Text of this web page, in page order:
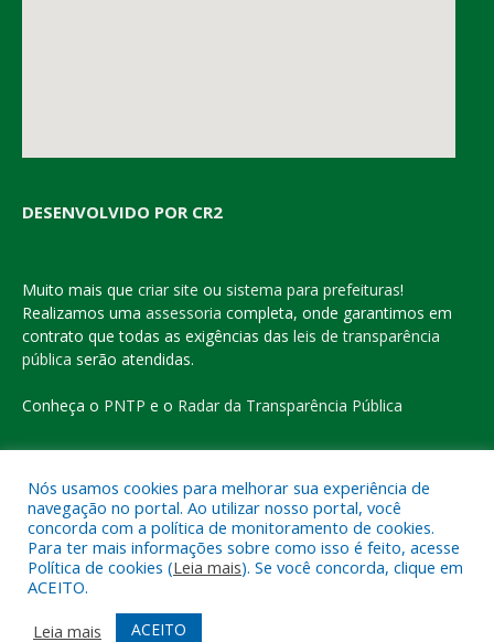
DESENVOLVIDO POR CR2
Muito mais que criar site ou sistema para prefeituras!
Realizamos uma assessoria completa, onde garantimos em
contrato que todas as exigências das leis de transparência
pública serão atendidas.
Conheça o PNTP e o Radar da Transparência Pública
Todos os direitos reservados a Prefeitura Municipal de Eldorado
do Carajás
Mapa do Site
Acessar o Webmail
Nós usamos cookies para melhorar sua experiência de
navegação no portal. Ao utilizar nosso portal, você
concorda com a política de monitoramento de cookies.
Para ter mais informações sobre como isso é feito, acesse
Política de cookies (Leia mais). Se você concorda, clique em
ACEITO.
Leia mais
ACEITO